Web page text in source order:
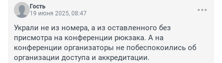
Гость
19 июня 2025, 08:47
Украли не из номера, а из оставленного без
присмотра на конференции рюкзака. А на
конференции организаторы не побеспокоились об
организации доступа и аккредитации.